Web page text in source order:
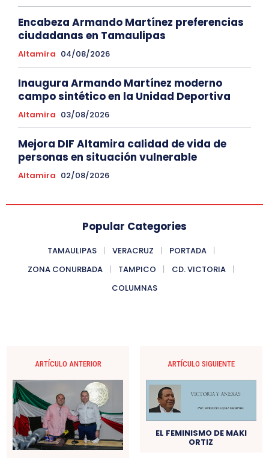
Encabeza Armando Martínez preferencias
ciudadanas en Tamaulipas
Altamira 04/08/2026
Inaugura Armando Martínez moderno
campo sintético en la Unidad Deportiva
Altamira 03/08/2026
Mejora DIF Altamira calidad de vida de
personas en situación vulnerable
Altamira 02/08/2026
Popular Categories
TAMAULIPAS VERACRUZ
PORTADA
ZONA CONURBADA
TAMPICO
CD. VICTORIA
COLUMNAS
ARTÍCULO ANTERIOR ARTÍCULO SIGUIENTE
EL FEMINISMO DE MAKI
ORTIZ